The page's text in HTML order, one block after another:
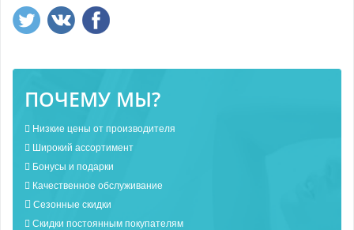
ПОЧЕМУ МЫ?
Низкие цены от производителя
Широкий ассортимент
Бонусы и подарки
Качественное обслуживание
Сезонные скидки
Скидки постоянным покупателям